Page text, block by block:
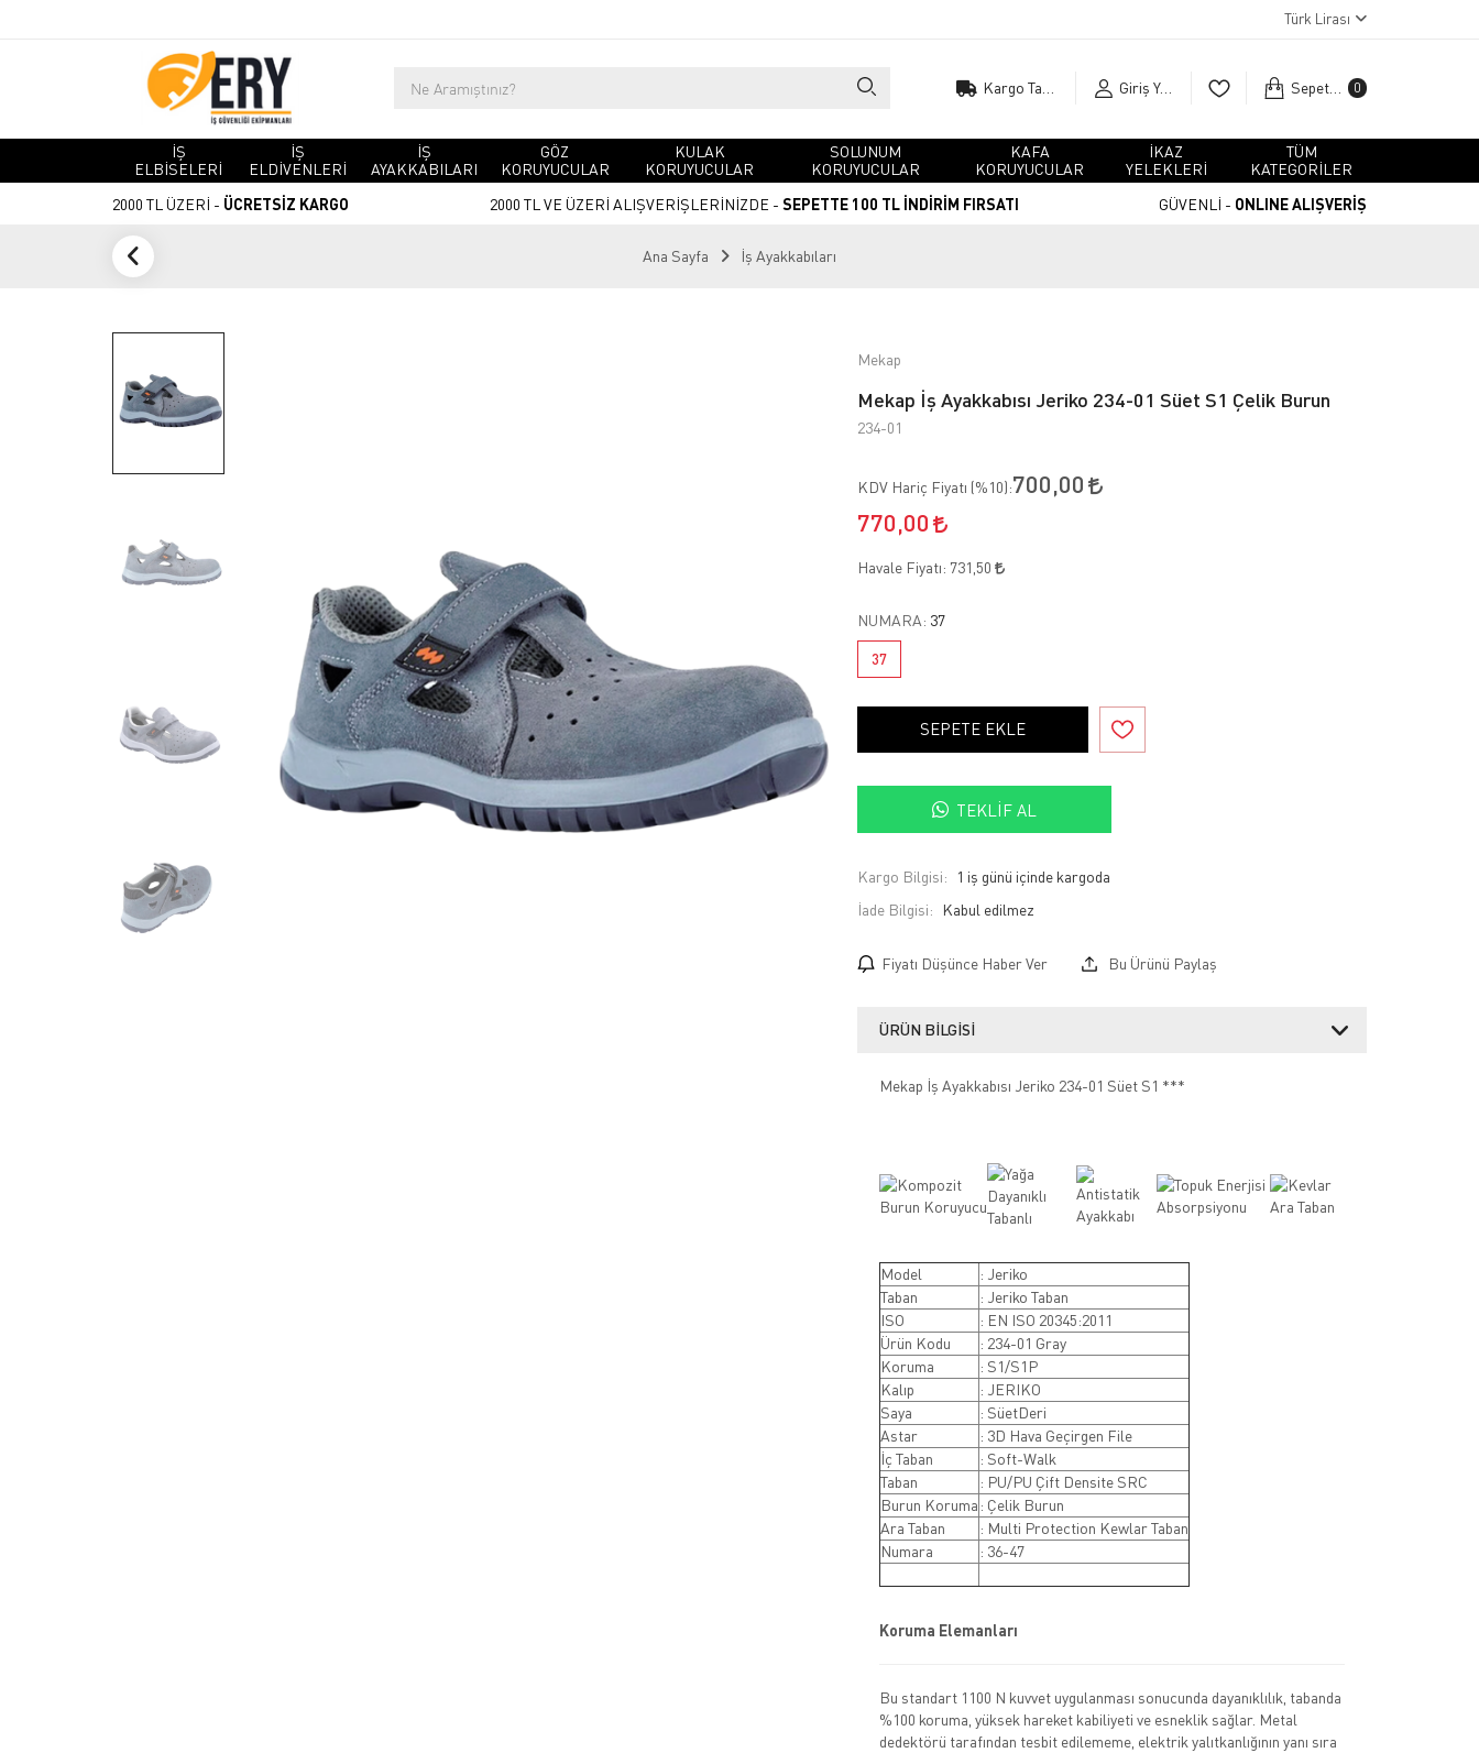
Türk Lirası
Giriş Yap Sepetim 0
İŞ
ELBİSELERİ
İŞ
ELDİVENLERİ
İŞ
AYAKKABILARI
GÖZ
KORUYUCULAR
KULAK
KORUYUCULAR
SOLUNUM
KORUYUCULAR
KAFA
KORUYUCULAR
İKAZ
YELEKLERİ
TÜM
KATEGORİLER
2000 TL ÜZERİ - ÜCRETSİZ KARGO 2000 TL VE ÜZERİ ALIŞVERİŞLERİNİZDE - SEPETTE 100 TL İNDİRİM FIRSATI GÜVENLİ - ONLINE ALIŞVERİŞ
Ana Sayfa İş Ayakkabıları
Mekap
Mekap İş Ayakkabısı Jeriko 234-01 Süet S1 Çelik Burun
234-01
KDV Hariç Fiyatı (%10):700,00
770,00
Havale Fiyatı: 731,50
NUMARA: 37
37
SEPETE EKLE
TEKLIF AL
Kargo Bilgisi:
1 iş günü içinde kargoda
İade Bilgisi:
Fiyatı Düşünce Haber Ver Bu Ürünü Paylaş
ÜRÜN BILGISI
Mekap İş Ayakkabısı Jeriko 234-01 Süet S1 ***
Model
: Jeriko
Taban
: Jeriko Taban
ISO
: EN ISO 20345:2011
Ürün Kodu
: 234-01 Gray
Koruma
: S1/S1P
Kalıp
: JERIKO
Saya
: SüetDeri
Astar
: 3D Hava Geçirgen File
İç Taban
: Soft-Walk
Taban
: PU/PU Çift Densite SRC
Burun Koruma : Çelik Burun
Ara Taban
: Multi Protection Kewlar Taban
Numara
: 36-47
Koruma Elemanları
Bu standart 1100 N kuvvet uygulanması sonucunda dayanıklılık, tabanda
%100 koruma, yüksek hareket kabiliyeti ve esneklik sağlar. Metal
dedektörü tarafından tesbit edilememe, elektrik yalıtkanlığının yanı sıra